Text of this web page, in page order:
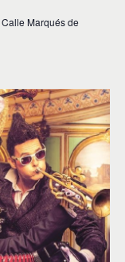
Calle Marqués de